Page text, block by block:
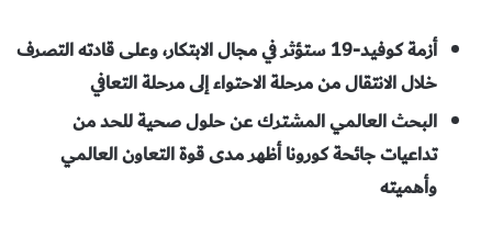
أزمة كوفيد-19 ستؤثر في مجال الابتكار،
وعلى قادته التصرف
خلال الانتقال من مرحلة الاحتواء إلى مرحلة التعافي
البحث العالمي المشترك عن حلول صحية للحد من
تداعيات جائحة كورونا أظهر مدى قوة التعاون العالمي
وأهميته